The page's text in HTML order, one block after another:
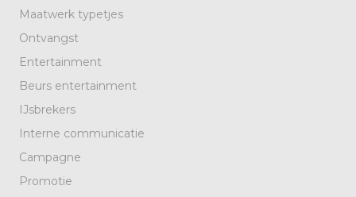
Maatwerk typetjes
Ontvangst
Entertainment
Beurs entertainment
IJsbrekers
Interne communicatie
Campagne
Promotie